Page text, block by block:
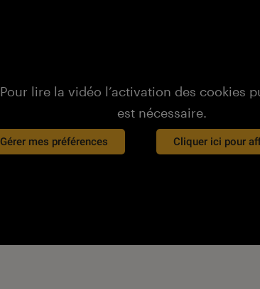
Pour lire la vidéo l’activation des cookies
est nécessaire.
Gérer mes préférences Cliquer ici pour